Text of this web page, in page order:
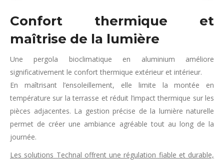
Confort thermique et
maîtrise de la lumière
Une pergola bioclimatique en aluminium améliore
significativement le confort thermique extérieur et intérieur.
En maîtrisant l’ensoleillement, elle limite la montée en
température sur la terrasse et réduit l’impact thermique sur les
pièces adjacentes. La gestion précise de la lumière naturelle
permet de créer une ambiance agréable tout au long de la
journée.
Les solutions Technal offrent une régulation fiable et durable,